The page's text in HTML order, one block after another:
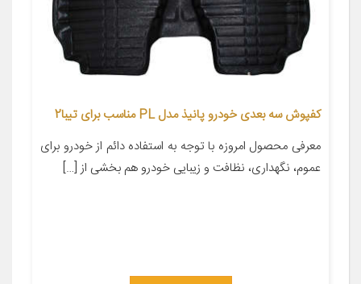
کفپوش سه بعدی خودرو پانیذ مدل PL مناسب برای تیبا2
معرفی محصول امروزه با توجه به استفاده دائم از خودرو برای
عموم، نگهداری، نظافت و زیبایی خودرو هم بخشی از […]